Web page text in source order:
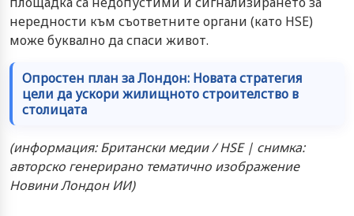
нередности към съответните органи (като HSE)
може буквално да спаси живот.
Опростен план за Лондон: Новата стратегия
цели да ускори жилищното строителство в
столицата
(информация: Британски медии / HSE | снимка:
авторско генерирано тематично изображение
Новини Лондон ИИ)